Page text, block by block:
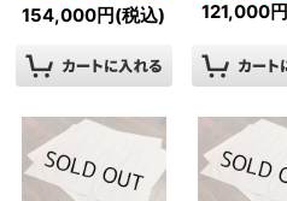
154,000円(税込) 121,000円